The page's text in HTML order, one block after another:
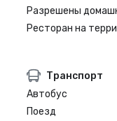
Разрешены
Ресторан на
Транспорт
Автобус
Поезд